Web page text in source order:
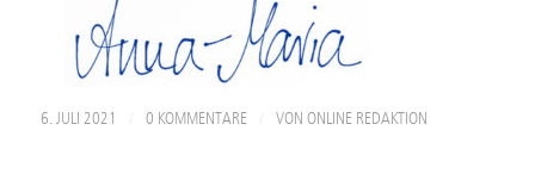
6. JULI 2021 0 KOMMENTARE VON ONLINE REDAKTION